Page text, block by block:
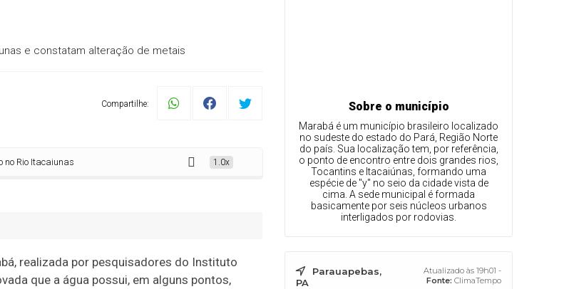
e constatam alteração de metais
Compartilhe:
1.0x
realizada por pesquisadores do Instituto
que a água possui, em alguns pontos,
Sobre o município
Marabá é um município brasileiro localizado
no sudeste do estado do Pará, Região Norte
do país. Sua localização tem, por referência,
o ponto de encontro entre dois grandes rios,
Tocantins e Itacaiúnas, formando uma
espécie de "y" no seio da cidade vista de
cima. A sede municipal é formada
basicamente por seis núcleos urbanos
interligados por rodovias.
Parauapebas,
PA
Atualizado às 19h01 -
Fonte: ClimaTempo